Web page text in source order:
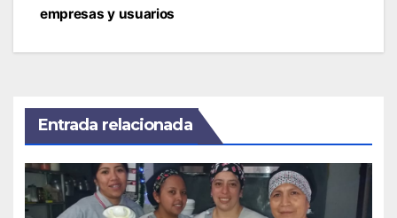
empresas y usuarios
Entrada relacionada